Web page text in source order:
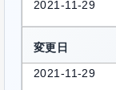
2021-11-29
変更日
2021-11-29